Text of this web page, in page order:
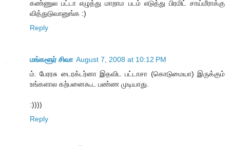
கண்ணுல பட்டா எழுத்து மாறாம படம் எடுத்து பிரமிட் சாய்மீராக்கு
வித்துடுவானுங்க :)
Reply
மங்களூர் சிவா August 7, 2008 at 10:12 PM
ம். பேரரசு டைரக்டர்னா இதவிட பட்டாசா (கொடுமையா) இருக்கும்
உங்களால கற்பனைகூட பண்ண முடியாது.
:))))
Reply